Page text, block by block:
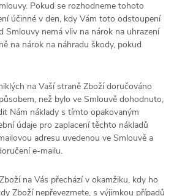
Pokud se rozhodneme tohoto
účinné v den, kdy Vám toto odstoupení
Smlouvy nemá vliv na nárok na uhrazení
na nárok na náhradu škody, pokud
na Vaší straně Zboží doručováno
než bylo ve Smlouvě dohodnuto,
Nám náklady s tímto opakovaným
údaje pro zaplacení těchto nákladů
adresu uvedenou ve Smlouvě a
e-mailu.
na Vás přechází v okamžiku, kdy ho
Zboží nepřevezmete, s výjimkou případů